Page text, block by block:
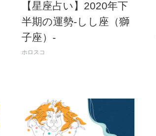
【星座占い】2020年下
半期の運勢-しし座（獅
子座）-
ホロスコ